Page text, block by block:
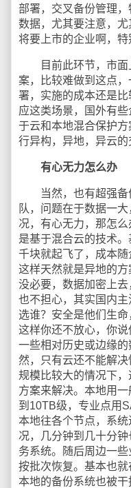
部署，交叉备份管理
数据，尤其要注意，
将要上市的企业啊，特
目前此环节，市面
案，比较难做到这点
署，实施的成本还是
应这类场景，国外有
于云和本地混合保护
行异构，异地，异云的
有心无力怎么办
当然，也有超强备
队，问题在于数据一
况，有心无力，那怎
是基于混合云的技术
千块就起飞了，成本随
这样天然就是异地的
没必要，数据加密上
也不担心，其实国内
选谁？安全是他们生
这样你还不放心，你
一些相对历史或边缘
然，只有云还不能解
规模比较大的情况下
方案来解决。本地用
到10TB级，专业点用
本地往各个节点，系
况，几分钟到几十分
务系统。随后周边一
按批次恢复。基本也
本地的备份系统也被